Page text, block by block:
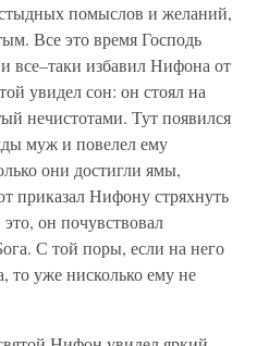
помыслов и желаний,
Все это время Господь
все–таки избавил Нифона от
увидел сон: он стоял на
нечистотами. Тут появился
муж и повелел ему
они достигли ямы,
приказал Нифону стряхнуть
он почувствовал
С той поры, если на него
то уже нисколько ему не